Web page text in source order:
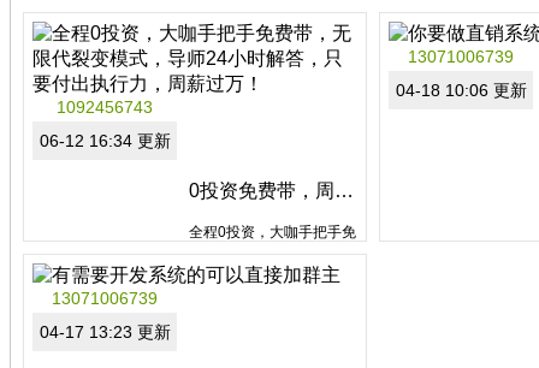
政策，错过了上海浦东开
发的富民政策，难道还要
错过雄安新区开发的政策
吗？
1092456743
06-12 16:34 更新
0投资免费带，周薪过万
全程0投资，大咖手把手免
费带，无限代裂变模式，
导师24小时解答，只要付
13071006739
04-18 10:06 更新
13071006739
04-17 13:23 更新